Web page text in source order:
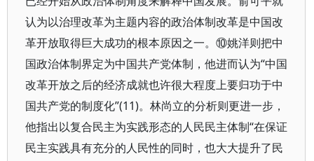
认为以治理改革为主题内容的政治体制改革是中国改
革开放取得巨大成功的根本原因之一。⑩姚洋则把中
国政治体制界定为中国共产党体制，他进而认为“中国
改革开放之后的经济成就也许很大程度上要归功于中
国共产党的制度化”(11)。林尚立的分析则更进一步，
他指出以复合民主为实践形态的人民民主体制“在保证
民主实践具有充分的人民性的同时，也大大提升了民